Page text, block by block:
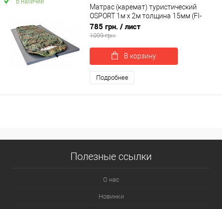
Матрас (каремат) туристический
OSPORT 1м х 2м толщина 15мм (FI-
0015-15)
785 грн. / лист
1099 грн.
В корзину
Подробнее
Полезные ссылки
О нас
Новинки